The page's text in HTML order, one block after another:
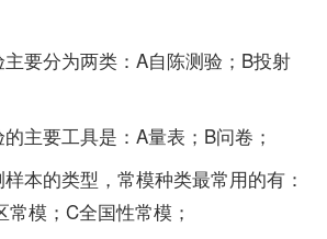
要分为两类：A自陈测验；B投射
要工具是：A量表；B问卷；
的类型，常模种类最常用的有：
模；C全国性常模；